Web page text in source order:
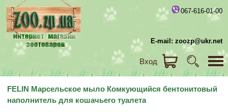
067-616-01-00
E-mail: zoozp@ukr.net
Вход
FELIN Марсельское мыло Комкующийся бентонитовый
наполнитель для кошачьего туалета